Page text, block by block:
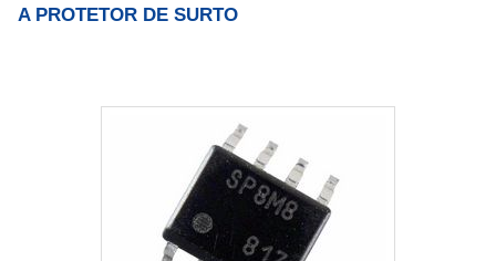
A PROTETOR DE SURTO